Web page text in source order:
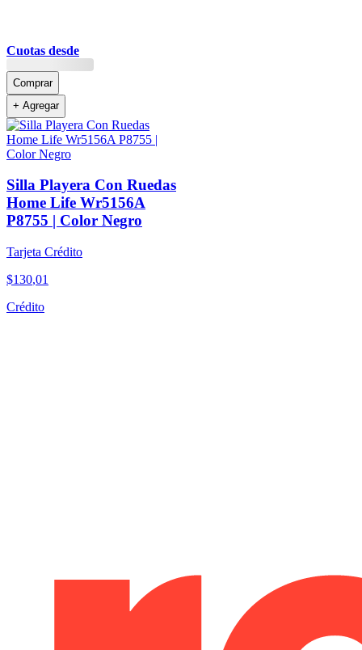
Cuotas desde
Comprar
+ Agregar
Silla Playera Con Ruedas
Home Life Wr5156A
P8755 | Color Negro
Tarjeta Crédito
$130,01
Crédito